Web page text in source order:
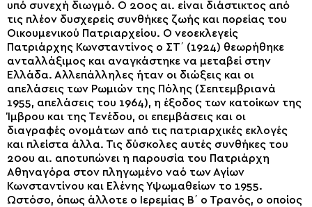
υπό συνεχή διωγμό. Ο 20ος αι. είναι διάστικτος από
τις πλέον δυσχερείς συνθήκες ζωής και πορείας του
Οικουμενικού Πατριαρχείου. Ο νεοεκλεγείς
Πατριάρχης Κωνσταντίνος ο ΣΤ΄ (1924) θεωρήθηκε
ανταλλάξιμος και αναγκάστηκε να μεταβεί στην
Ελλάδα. Αλλεπάλληλες ήταν οι διώξεις και οι
απελάσεις των Ρωμιών της Πόλης (Σεπτεμβριανά
1955, απελάσεις του 1964), η έξοδος των κατοίκων της
Ίμβρου και της Τενέδου, οι επεμβάσεις και οι
διαγραφές ονομάτων από τις πατριαρχικές εκλογές
και πλείστα άλλα. Τις δύσκολες αυτές συνθήκες του
20ου αι. αποτυπώνει η παρουσία του Πατριάρχη
Αθηναγόρα στον πληγωμένο ναό των Αγίων
Κωνσταντίνου και Ελένης Υψωμαθείων το 1955.
Ωστόσο, όπως άλλοτε ο Ιερεμίας Β΄ ο Τρανός, ο οποίος